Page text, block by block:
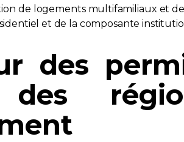
de logements multifamiliaux et
et de la composante
des